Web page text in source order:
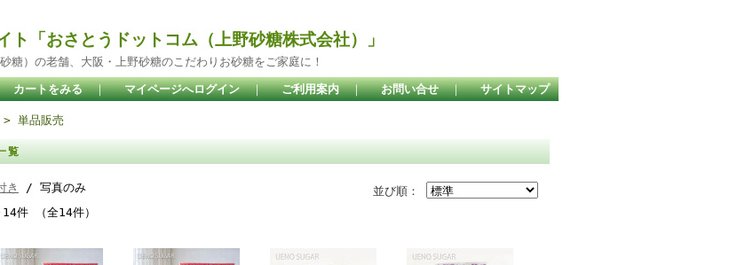
ト「おさとうドットコム（上野砂糖株式会社）」
糖）の老舗、大阪・上野砂糖のこだわりお砂糖をご家庭に！
カートをみる ｜ マイページへログイン ｜ ご利用案内 ｜ お問い合せ ｜ サイトマップ
> 単品販売
覧
並び順：
き
/ 写真のみ
14件 （全14件）